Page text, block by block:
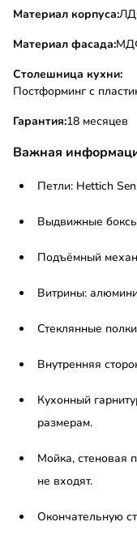
Материал корпуса:
Материал фасада:
Столешница кухни:
Постформинг с
Гарантия:18 месяцев
Важная
Петли: Hettich
Выдвижные
Подъёмный
Витрины:
Стеклянные
Внутренняя
Кухонный
размерам.
Мойка, стеновая
не входят.
Окончательную